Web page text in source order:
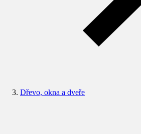
Dřevo, okna a dveře